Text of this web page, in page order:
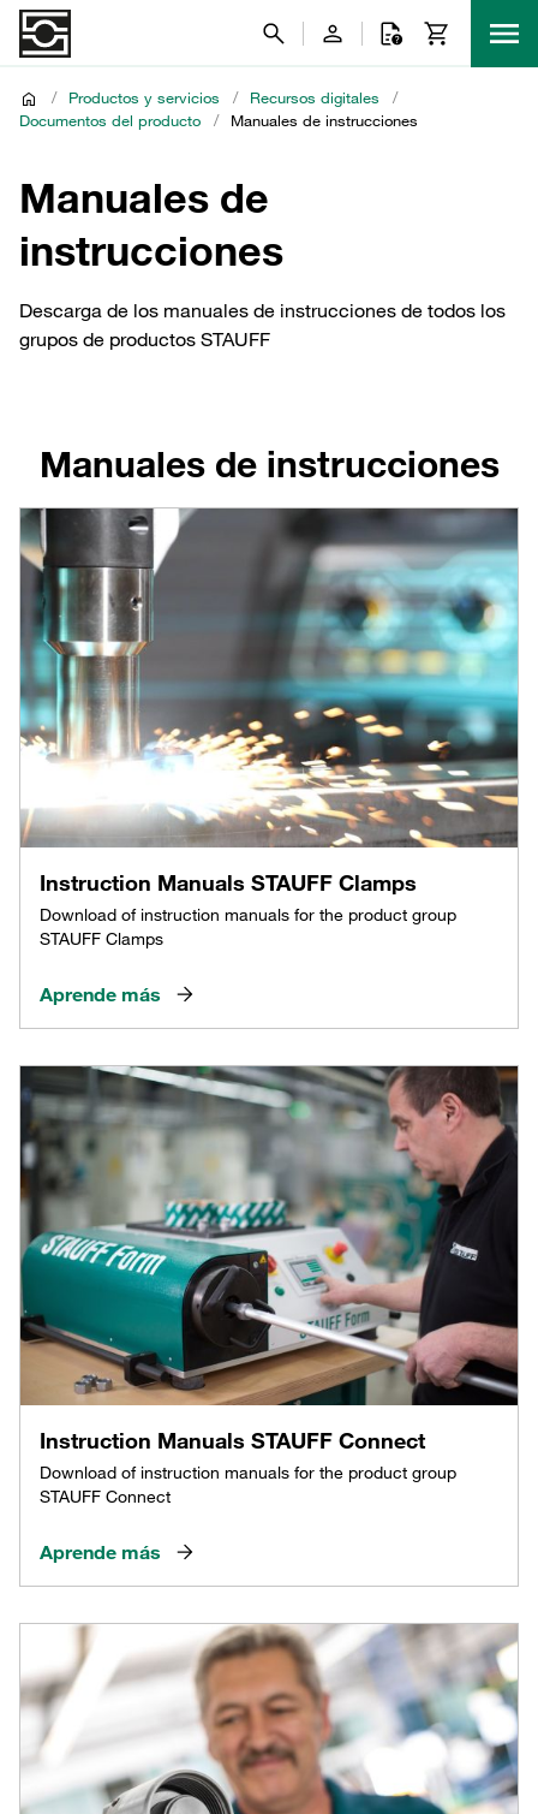
/ Productos y servicios / Recursos digitales
/
Documentos del producto
/ Manuales de instrucciones
Manuales de
instrucciones
Descarga de los manuales de instrucciones de todos los
grupos de productos STAUFF
Manuales de instrucciones
Instruction Manuals STAUFF Clamps
Download of instruction manuals for the product group
STAUFF Clamps
Aprende más
Instruction Manuals STAUFF Connect
Download of instruction manuals for the product group
STAUFF Connect
Aprende más